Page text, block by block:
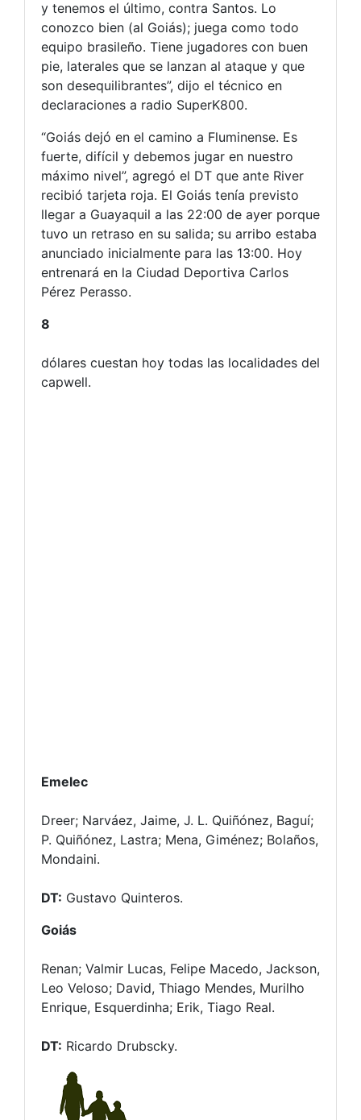
y tenemos el último, contra Santos. Lo
conozco bien (al Goiás); juega como todo
equipo brasileño. Tiene jugadores con buen
pie, laterales que se lanzan al ataque y que
son desequilibrantes”, dijo el técnico en
declaraciones a radio SuperK800.
“Goiás dejó en el camino a Fluminense. Es
fuerte, difícil y debemos jugar en nuestro
máximo nivel”, agregó el DT que ante River
recibió tarjeta roja. El Goiás tenía previsto
llegar a Guayaquil a las 22:00 de ayer porque
tuvo un retraso en su salida; su arribo estaba
anunciado inicialmente para las 13:00. Hoy
entrenará en la Ciudad Deportiva Carlos
Pérez Perasso.
8
dólares cuestan hoy todas las localidades del
capwell.
Emelec
Dreer; Narváez, Jaime, J. L. Quiñónez, Baguí;
P. Quiñónez, Lastra; Mena, Giménez; Bolaños,
Mondaini.
DT: Gustavo Quinteros.
Goiás
Renan; Valmir Lucas, Felipe Macedo, Jackson,
Leo Veloso; David, Thiago Mendes, Murilho
Enrique, Esquerdinha; Erik, Tiago Real.
DT: Ricardo Drubscky.